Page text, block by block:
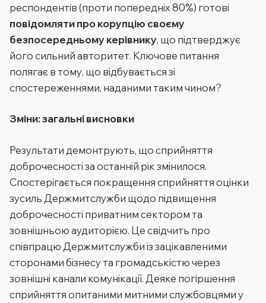
респондентів (проти попередніх 80%) готові
повідомляти про корупцію своєму
безпосередньому керівнику, що підтверджує
його сильний авторитет. Ключове питання
полягає в тому, що відбувається зі
спостереженнями, наданими таким чином?
Зміни: загальні висновки
Результати демонтрують, що сприйняття
доброчесності за останній рік змінилося.
Спостерігається покращення сприйняття оцінки
зусиль Держмитслужби щодо підвищення
доброчесності приватним сектором та
зовнішньою аудиторією. Це свідчить про
співпрацю Держмитслужби із зацікавленими
сторонами бізнесу та громадськістю через
зовнішні канали комунікації. Деяке погіршення
сприйняття опитаними митними службовцями у